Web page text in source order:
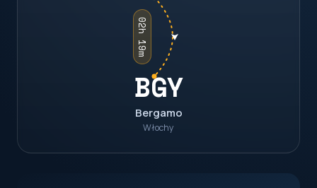
02h 19m
BGY
Bergamo
Włochy